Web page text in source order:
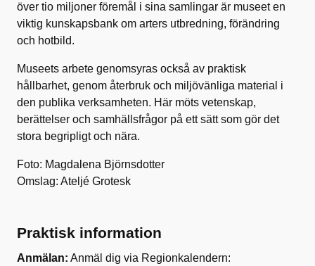
över tio miljoner föremål i sina samlingar är museet en
viktig kunskapsbank om arters utbredning, förändring
och hotbild.
Museets arbete genomsyras också av praktisk
hållbarhet, genom återbruk och miljövänliga material i
den publika verksamheten. Här möts vetenskap,
berättelser och samhällsfrågor på ett sätt som gör det
stora begripligt och nära.
Foto: Magdalena Björnsdotter
Omslag: Ateljé Grotesk
Praktisk information
Anmälan: Anmäl dig via Regionkalendern: